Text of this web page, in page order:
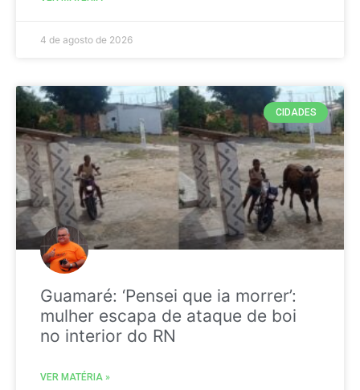
4 de agosto de 2026
CIDADES
Guamaré: ‘Pensei que ia morrer’:
mulher escapa de ataque de boi
no interior do RN
VER MATÉRIA »